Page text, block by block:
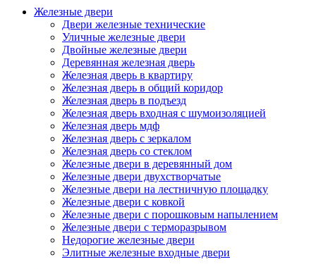
Железные двери
Двери железные технические
Уличные железные двери
Двойные железные двери
Деревянная железная дверь
Железная дверь в квартиру
Железная дверь в общий коридор
Железная дверь в подъезд
Железная дверь входная с шумоизоляцией
Железная дверь мдф
Железная дверь с зеркалом
Железная дверь со стеклом
Железные двери в деревянный дом
Железные двери двухстворчатые
Железные двери на лестничную площадку
Железные двери с ковкой
Железные двери с порошковым напылением
Железные двери с терморазрывом
Недорогие железные двери
Элитные железные входные двери